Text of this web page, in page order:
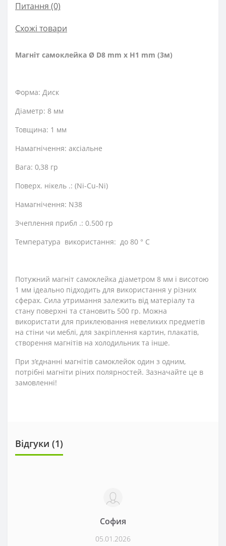
Питання (0)
Схожі товари
Магніт самоклейка Ø D8 mm х H1 mm (3м)
Форма: Диск
Діаметр: 8 мм
Товщина: 1 мм
Намагнічення: аксіальне
Вага: 0,38 гр
Поверх. нікель .: (Ni-Cu-Ni)
Намагнічення: N38
Зчеплення прибл .: 0.500 гр
Температура використання: до 80 ° C
Потужний магніт самоклейка діаметром 8 мм і висотою
1 мм ідеально підходить для використання у різних
сферах. Сила утримання залежить від матеріалу та
стану поверхні та становить 500 гр. Можна
використати для приклеювання невеликих предметів
на стіни чи меблі, для закріплення картин, плакатів,
створення магнітів на холодильник та інше.
При з’єднанні магнітів самоклейок один з одним,
потрібні магніти ріних полярностей. Зазначайте це в
замовленні!
Відгуки (1)
София
05.01.2026